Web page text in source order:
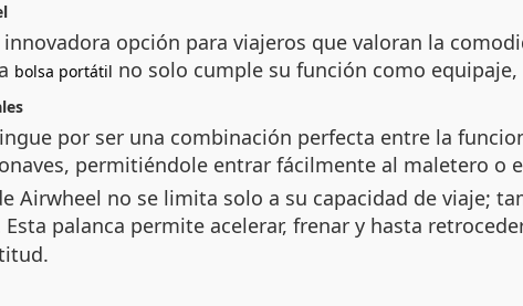
opción para viajeros que valoran la
bolsa portátil no solo cumple su función como
por ser una combinación perfecta entre la
permitiéndole entrar fácilmente al maletero o
Airwheel no se limita solo a su capacidad de viaje;
Esta palanca permite acelerar, frenar y hasta